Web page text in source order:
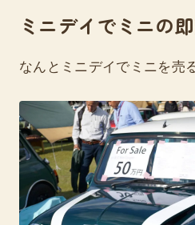
ミニデイでミニの
なんとミニデイでミニを売